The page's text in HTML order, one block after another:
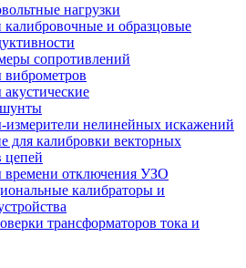
нагрузки
калибровочные и образцовые
сопротивлений
шунты
измерители нелинейных искажений
для калибровки векторных
цепей
времени отключения УЗО
калибраторы и
трансформаторов тока и